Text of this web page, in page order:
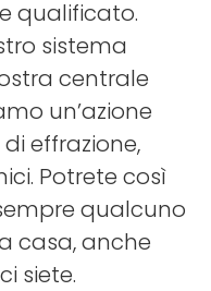
qualificato.
sistema
centrale
un’azione
effrazione,
Potrete così
qualcuno
casa, anche
siete.